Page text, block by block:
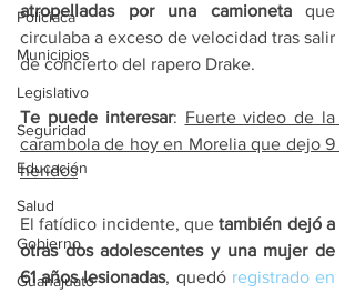
Policíaca
Municipios
Legislativo
Seguridad
Educación
Salud
Gobierno
Guanajuato
atropelladas por una camioneta que
circulaba a exceso de velocidad tras salir
de concierto del rapero Drake.
Te puede interesar: Fuerte video de la
carambola de hoy en Morelia que dejo 9
heridos
El fatídico incidente, que también dejó a
otras dos adolescentes y una mujer de
61 años lesionadas, quedó registrado en